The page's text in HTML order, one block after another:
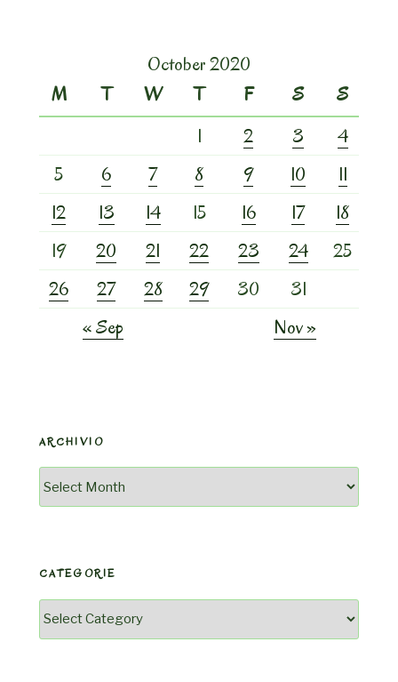
October 2020
M
T W T F S
S
1
2 3
4
5
6 7 8 9 10
11
12
13 14 15 16 17
18
19
20 21 22 23 24
25
26
27 28 29 30
31
« Sep
Nov »
ARCHIVIO
Archivio
CATEGORIE
Categorie